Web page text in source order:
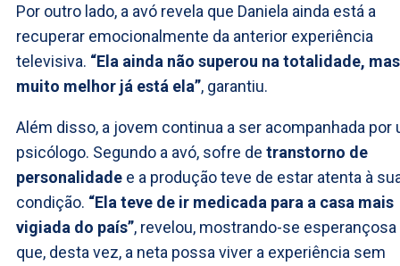
Por outro lado, a avó revela que Daniela ainda está a
recuperar emocionalmente da anterior experiência
televisiva. “Ela ainda não superou na totalidade, mas
muito melhor já está ela”, garantiu.
Além disso, a jovem continua a ser acompanhada por
psicólogo. Segundo a avó, sofre de transtorno de
personalidade e a produção teve de estar atenta à
condição. “Ela teve de ir medicada para a casa mais
vigiada do país”, revelou, mostrando-se esperançosa
que, desta vez, a neta possa viver a experiência sem